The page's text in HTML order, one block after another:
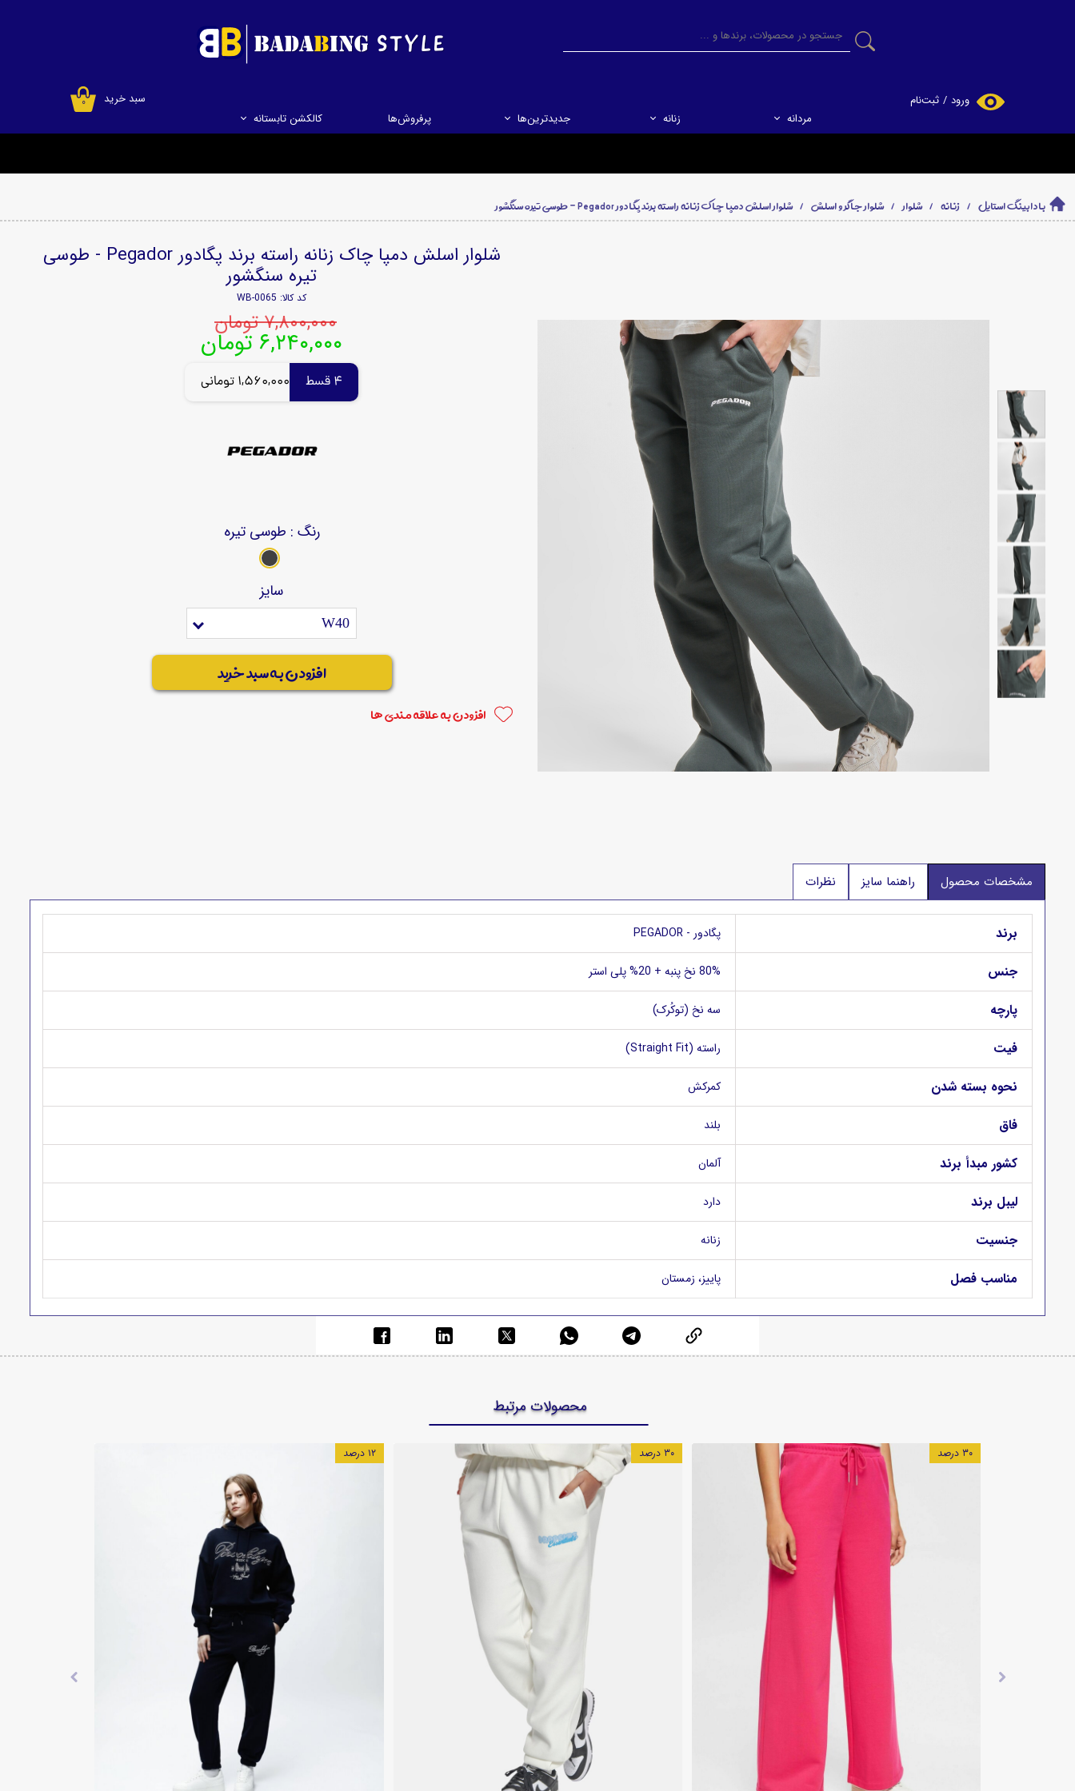
۰ سبد خرید ورود / ثبت‌نام
خروج از حساب
مردانه زنانه جدیدترین‌ها پرفروش‌ها کالکشن تابستانه
بادابینگ استایل زنانه شلوار شلوار جاگر و اسلش شلوار اسلش دمپا چاک زنانه راسته برند پگادور Pegador - طوسی تیره سنگشور
شلوار اسلش دمپا چاک زنانه راسته برند پگادور Pegador - طوسی
تیره سنگشور
کد کالا: WB-0065
۷,۸۰۰,۰۰۰ تومان
۶,۲۴۰,۰۰۰ تومان
4 قسط 1,560,000 تومانی
رنگ : طوسی تیره
سایز
W40
افزودن به سبد خرید
افزودن به علاقه مندی ها
مشخصات محصول راهنما سایز نظرات
برند پگادور - PEGADOR
جنس 80% نخ پنبه + 20% پلی استر
پارچه سه نخ (توکُرک)
فیت راسته (Straight Fit)
نحوه بسته شدن کمرکش
فاق بلند
کشور مبدأ برند آلمان
لیبل برند دارد
جنسیت زنانه
مناسب فصل پاییز، زمستان
۱۲ درصد ۳۰ درصد ۳۰ درصد
محصولات مرتبط